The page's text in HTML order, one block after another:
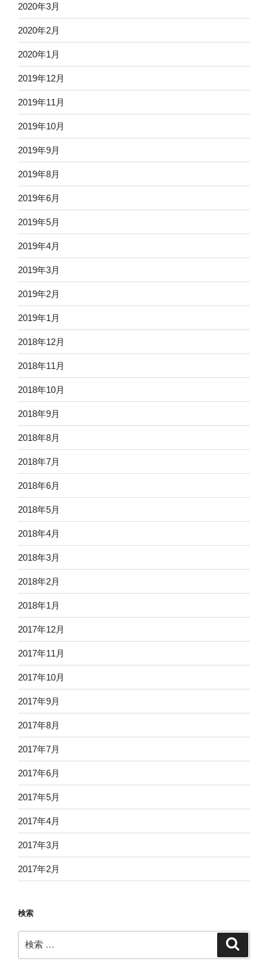
2020年3月
2020年2月
2020年1月
2019年12月
2019年11月
2019年10月
2019年9月
2019年8月
2019年6月
2019年5月
2019年4月
2019年3月
2019年2月
2019年1月
2018年12月
2018年11月
2018年10月
2018年9月
2018年8月
2018年7月
2018年6月
2018年5月
2018年4月
2018年3月
2018年2月
2018年1月
2017年12月
2017年11月
2017年10月
2017年9月
2017年8月
2017年7月
2017年6月
2017年5月
2017年4月
2017年3月
2017年2月
検索
検
索: